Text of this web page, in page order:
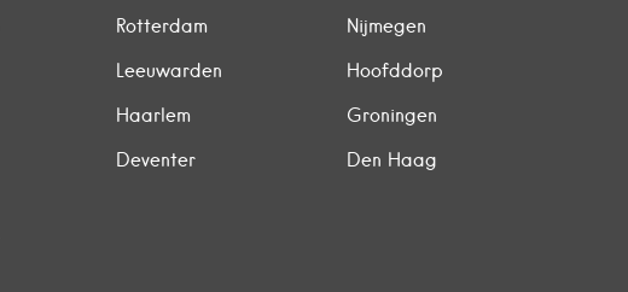
Rotterdam
Nijmegen
Leeuwarden
Hoofddorp
Haarlem
Groningen
Deventer Den Haag